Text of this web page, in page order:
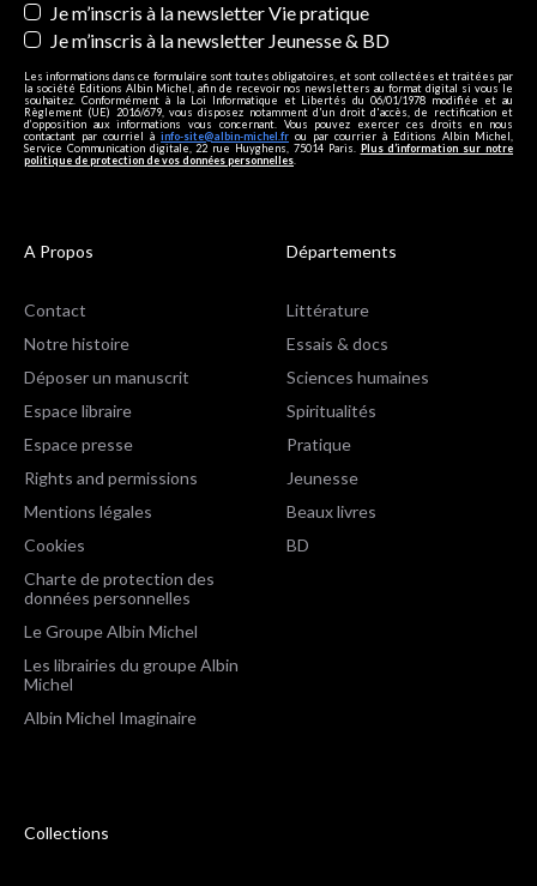
Je m’inscris à la newsletter Vie pratique
Je m’inscris à la newsletter Jeunesse & BD
Les informations dans ce formulaire sont toutes obligatoires, et sont collectées et traitées par
la société Editions Albin Michel, afin de recevoir nos newsletters au format digital si vous le
souhaitez. Conformément à la Loi Informatique et Libertés du 06/01/1978 modifiée et au
Règlement (UE) 2016/679, vous disposez notamment d'un droit d'accès, de rectification et
d’opposition aux informations vous concernant. Vous pouvez exercer ces droits en nous
contactant par courriel à info-site@albin-michel.fr ou par courrier à Editions Albin Michel,
Service Communication digitale, 22 rue Huyghens, 75014 Paris. Plus d’information sur notre
politique de protection de vos données personnelles
A Propos
Contact
Notre histoire
Déposer un manuscrit
Espace libraire
Espace presse
Rights and permissions
Mentions légales
Cookies
Charte de protection des
données personnelles
Le Groupe Albin Michel
Les librairies du groupe Albin
Michel
Albin Michel Imaginaire
Départements
Littérature
Essais & docs
Sciences humaines
Spiritualités
Pratique
Jeunesse
Beaux livres
BD
Collections